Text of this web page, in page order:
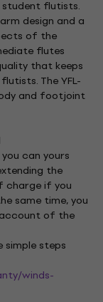
student flutists.
design and a
of the
flutes
that keeps
The YFL-
and footjoint
can yours
the
charge if you
same time, you
of the
steps
winds-